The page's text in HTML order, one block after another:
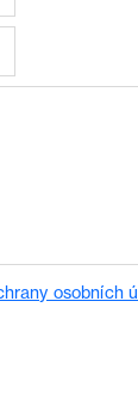
osobních